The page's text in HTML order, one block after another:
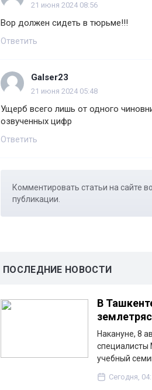
21 июня 2024 08:56
Вор должен сидеть в тюрьме!!!
Ответить
Galser23
21 июня 2024 05:48
Ущерб всего лишь от одного
озвученных цифр
Ответить
Комментировать статьи на сайте
публикации.
ПОСЛЕДНИЕ НОВОСТИ
В
Накануне, 8
специалисты
учебный
Сегодня,